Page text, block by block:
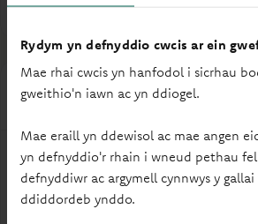
Rydym yn defnyddio cwcis ar ein
Mae rhai cwcis yn hanfodol i sicrhau
gweithio'n iawn ac yn ddiogel.
Mae eraill yn ddewisol ac mae angen
yn defnyddio'r rhain i wneud pethau fel
defnyddiwr ac argymell cynnwys y
ddiddordeb ynddo.
Hygyrchedd